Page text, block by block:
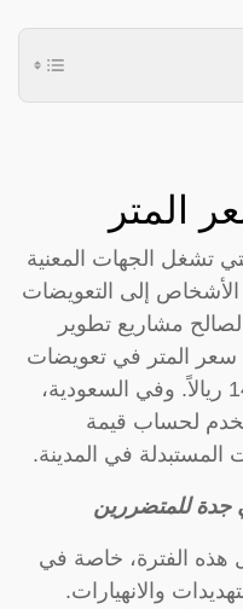
المتر
تشغل الجهات المعنية
الأشخاص إلى التعويضات
لصالح مشاريع تطوير
سعر المتر في تعويضات
جدة والذي وصل مؤخراً إلى 1445 ريالاً. وفي السعودية،
لحساب قيمة
المستبدلة في المدينة.
جدة للمتضررين
هذه الفترة، خاصة في
والانهيارات.